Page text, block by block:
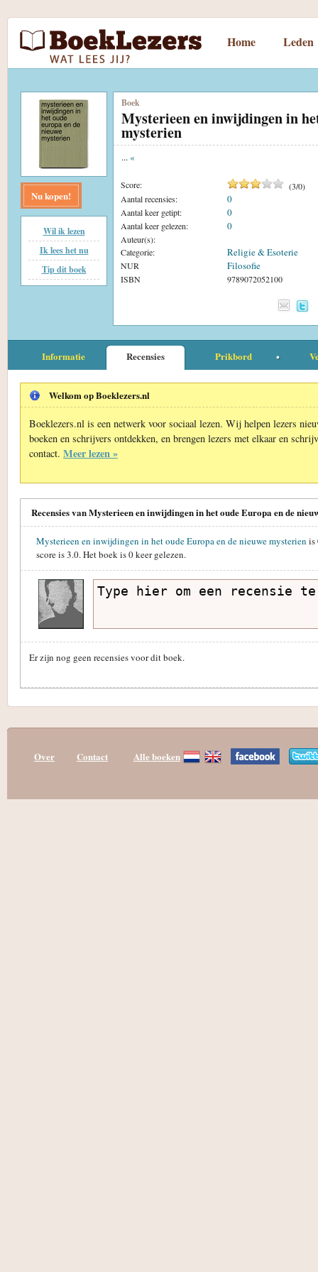
Home Leden
Nu kopen!
Wil ik lezen
Ik lees het nu
Tip dit boek
Boek
Mysterieen en inwijdingen in
mysterien
... «
Score: (3/0)
Aantal recensies:
0
Aantal keer getipt: 0
Aantal keer gelezen: 0
Auteur(s):
Categorie:
Religie & Esoterie
NUR Filosofie
ISBN 9789072052100
Informatie Recensies Prikbord
Welkom op Boeklezers.nl
Boeklezers.nl is een netwerk voor sociaal lezen. Wij helpen lezers
boeken en schrijvers ontdekken, en brengen lezers met elkaar en
contact. Meer lezen »
Recensies van Mysterieen en inwijdingen in het oude Europa en de
Mysterieen en inwijdingen in het oude Europa en de nieuwe mysterien is
score is3.0. Het boek is0keer gelezen.
Er zijn nog geen recensies voor dit boek.
Over Contact Alle boeken